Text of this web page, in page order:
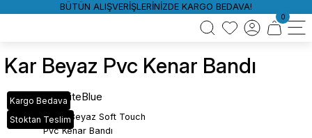
BÜTÜN ALIŞVERİŞLERİNİZDE KARGO BEDAVA!
0
Kar Beyaz Pvc Kenar Bandı
Kargo Bedava
Stoktan Teslim
WhiteBlue
SML_263 Kar Beyaz Soft Touch
Pvc Kenar Bandı